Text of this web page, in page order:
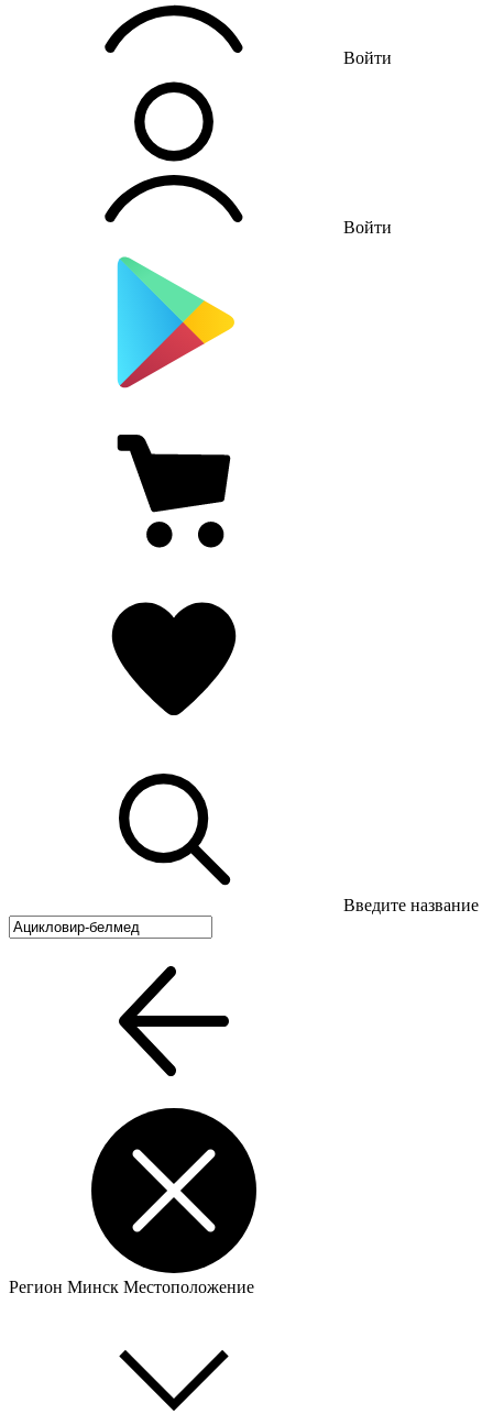
Войти
Войти
Введите название
Регион Минск Местоположение